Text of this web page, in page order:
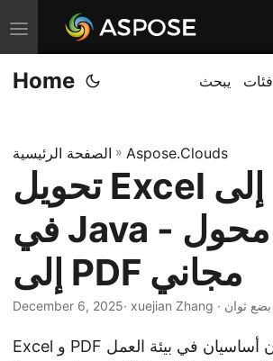
T
o
g
e
a
v
g
a
Home يبحث فئات
الصفحة الرئيسية » Aspose.Clouds
تحويل Excel إلى PDF
في Java - محول XLS
إلى PDF مجاني
December 6, 2025 · xuejian Zhang · بضع ثوان
Excel و PDF هما تنسيقان أساسيان في بيئة العمل